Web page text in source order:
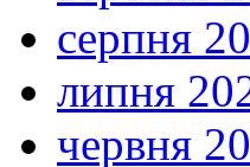
серпня
липня
червня